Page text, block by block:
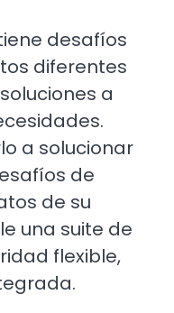
desafíos
diferentes
a
a solucionar
de
de su
una suite de
flexible,